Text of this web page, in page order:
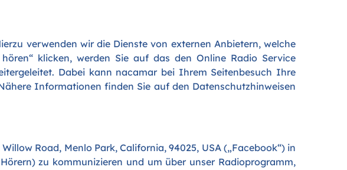
verwenden wir die Dienste von externen Anbietern, welche
klicken, werden Sie auf das den Online Radio Service
Dabei kann nacamar bei Ihrem Seitenbesuch Ihre
Informationen finden Sie auf den Datenschutzhinweisen
Road, Menlo Park, California, 94025, USA („Facebook“) in
zu kommunizieren und um über unser Radioprogramm,